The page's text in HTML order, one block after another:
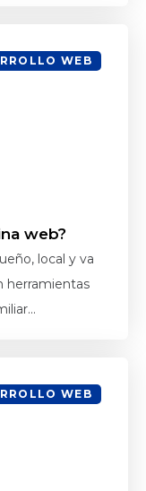
WEB
web?
local y va
herramientas
WEB